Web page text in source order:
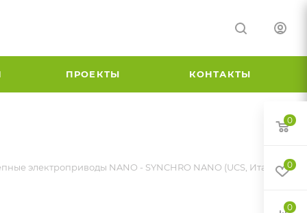
ПРОЕКТЫ КОНТАКТЫ
электроприводы NANO - SYNCHRO NANO (UCS, Италия)
0
0
0